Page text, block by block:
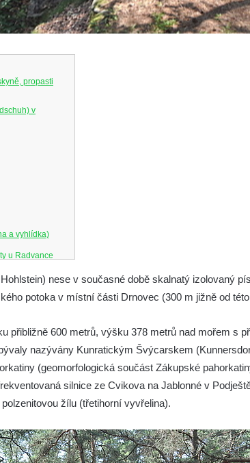
propasti
v
a vyhlídka)
u Radvance
Čáp v
skalách
stěnách
stěnách
Broumovských
nese v současné době skalnatý izolovaný
potoka v místní části Drnovec (300 m jižně od
přibližně 600 metrů, výšku 378 metrů nad mořem s
nazývány Kunratickým Švýcarskem
(geomorfologická součást Zákupské
silnice ze Cvikova na Jablonné v
žílu (třetihorní vyvřelina).